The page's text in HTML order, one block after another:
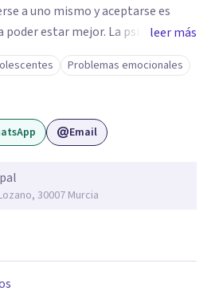
mejor. La psicoterapia
en donde diálogo, además
es el camino para poder
sucede, qué sentido tiene y cuales
que los
que partir de uno mismo y mi
tu vida que te puedan llevar a estar
y con lo que haces.
leer más
Problemas emocionales
Email
30007 Murcia